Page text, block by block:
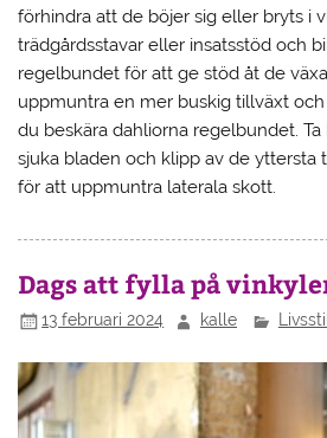
förhindra att de böjer sig eller bryts i
trädgårdsstavar eller insatsstöd och
regelbundet för att ge stöd åt de
uppmuntra en mer buskig tillväxt
du beskära dahliorna regelbundet.
sjuka bladen och klipp av de yttersta
för att uppmuntra laterala skott.
Dags att fylla på
13 februari 2024 kalle